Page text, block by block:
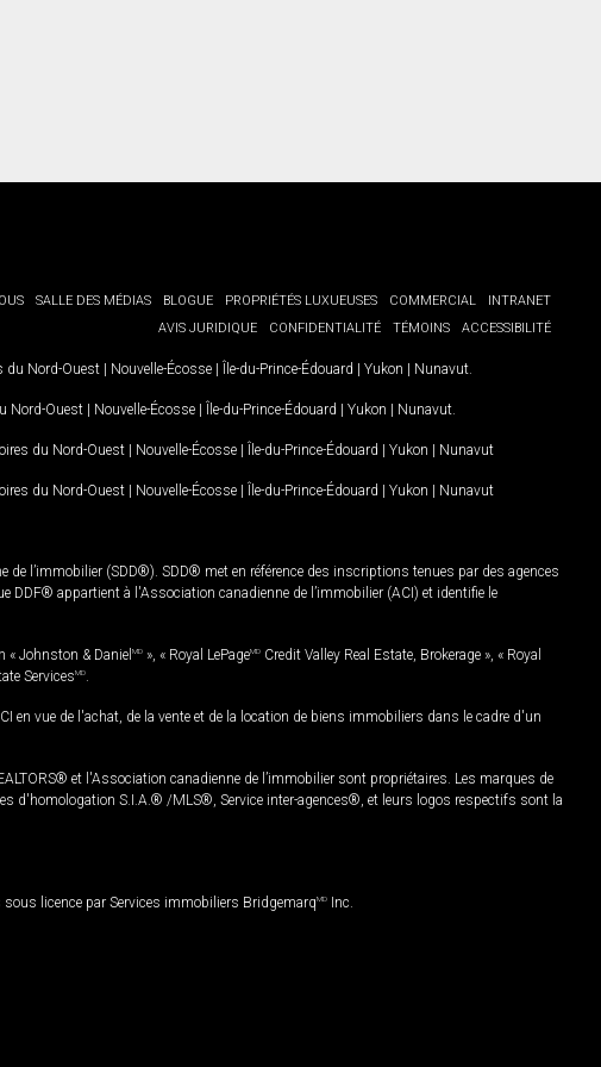
SALLE DES MÉDIAS BLOGUE PROPRIÉTÉS LUXUEUSES COMMERCIAL
INTRANET
AVIS JURIDIQUE
CONFIDENTIALITÉ TÉMOINS ACCESSIBILITÉ
du Nord-Ouest | Nouvelle-Écosse | Île-du-Prince-Édouard | Yukon | Nunavut
Nord-Ouest | Nouvelle-Écosse | Île-du-Prince-Édouard | Yukon | Nunavut
du Nord-Ouest | Nouvelle-Écosse | Île-du-Prince-Édouard | Yukon | Nunavut
du Nord-Ouest | Nouvelle-Écosse | Île-du-Prince-Édouard | Yukon | Nunavut
l’immobilier (SDD®). SDD® met en référence des inscriptions tenues par des agences
DDF® appartient à l'Association canadienne de l’immobilier (ACI) et identifie le
« Johnston & Daniel MD », « Royal LePageMD Credit Valley Real Estate, Brokerage », « Royal
ServicesMD
vue de l'achat, de la vente et de la location de biens immobiliers dans le cadre d'un
et l'Association canadienne de l’immobilier sont propriétaires. Les marques de
d'homologation S.I.A.® /MLS®, Service inter-agences®, et leurs logos respectifs sont la
licence par Services immobiliers BridgemarqMD Inc.